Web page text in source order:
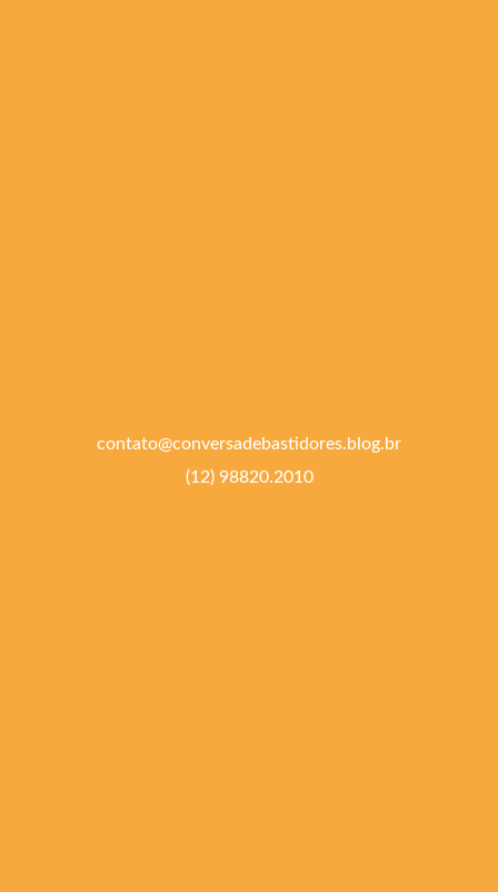
contato@conversadebastidores.blog.br
(12) 98820.2010